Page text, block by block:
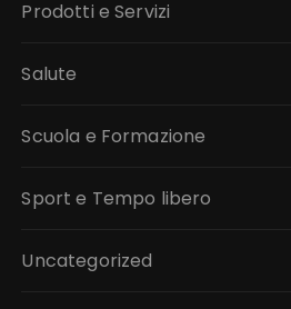
Prodotti e Servizi
Salute
Scuola e Formazione
Sport e Tempo libero
Uncategorized